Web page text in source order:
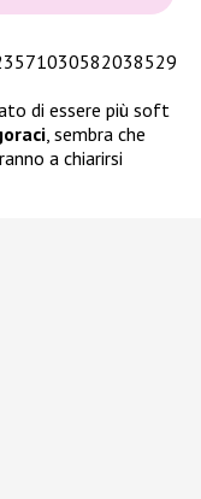
di essere più soft
, sembra che
a chiarirsi